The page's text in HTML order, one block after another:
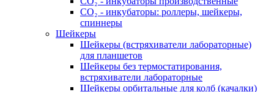
СО₂ - инкубаторы: роллеры, шейкеры,
спиннеры
Шейкеры
Шейкеры (встряхиватели лабораторные)
для планшетов
Шейкеры без термостатирования,
встряхиватели лабораторные
Шейкеры орбитальные для колб (качалки)